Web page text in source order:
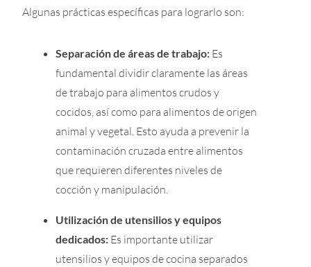
Algunas prácticas específicas para lograrlo son:
Separación de áreas de trabajo: Es
fundamental dividir claramente las áreas
de trabajo para alimentos crudos y
cocidos, así como para alimentos de origen
animal y vegetal. Esto ayuda a prevenir la
contaminación cruzada entre alimentos
que requieren diferentes niveles de
cocción y manipulación.
Utilización de utensilios y equipos
dedicados: Es importante utilizar
utensilios y equipos de cocina separados